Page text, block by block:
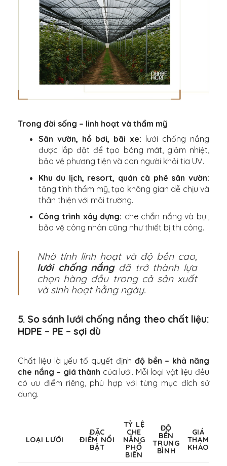
Trong đời sống – linh hoạt và thẩm mỹ
Sân vườn, hồ bơi, bãi xe: lưới chống nắng
được lắp đặt để tạo bóng mát, giảm nhiệt,
bảo vệ phương tiện và con người khỏi tia UV.
Khu du lịch, resort, quán cà phê sân vườn:
tăng tính thẩm mỹ, tạo không gian dễ chịu và
thân thiện với môi trường.
Công trình xây dựng: che chắn nắng và bụi,
bảo vệ công nhân cũng như thiết bị thi công.
Nhờ tính linh hoạt và độ bền cao,
lưới chống nắngđã trở thành lựa
chọn hàng đầu trong cả sản xuất
và sinh hoạt hằng ngày.
5. So sánh lưới chống nắng theo chất liệu:
HDPE – PE – sợi dù
Chất liệu là yếu tố quyết định độ bền – khả năng
che nắng – giá thành của lưới. Mỗi loại vật liệu đều
có ưu điểm riêng, phù hợp với từng mục đích sử
dụng.
LOẠI LƯỚI
ĐẶC
ĐIỂM NỔI
BẬT
TỶ LỆ
CHE
NẮNG
PHỔ
BIẾN
ĐỘ
BỀN
TRUNG
BÌNH
GIÁ
THAM
KHẢO